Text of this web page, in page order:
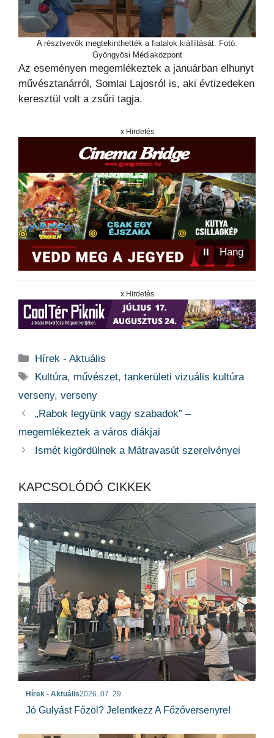
A résztvevők megtekinthették a fiatalok kiállítását. Fotó:
Gyöngyösi Médiaközpont
Az eseményen megemlékeztek a januárban elhunyt
művésztanárról, Somlai Lajosról is, aki évtizedeken
keresztül volt a zsűri tagja.
x Hirdetés
⏸ Hang
x Hirdetés
Kategória
Hírek - Aktuális
Címkék
Kultúra, művészet,tankerületi vizuális kultúra
verseny, verseny
„Rabok legyünk vagy szabadok” –
megemlékeztek a város diákjai
Ismét kigördülnek a Mátravasút szerelvényei
KAPCSOLÓDÓ CIKKEK
Hírek - Aktuális2026. 07. 29.
Jó Gulyást Főzöl? Jelentkezz A Főzőversenyre!